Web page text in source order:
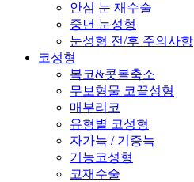
안심 눈 재수술
중년 눈성형
눈성형 전/후 주의사항
코성형
복코&콧볼축소
무보형물 코끝성형
매부리코
유형별 코성형
자가늑 / 기증늑
기능코성형
코재수술